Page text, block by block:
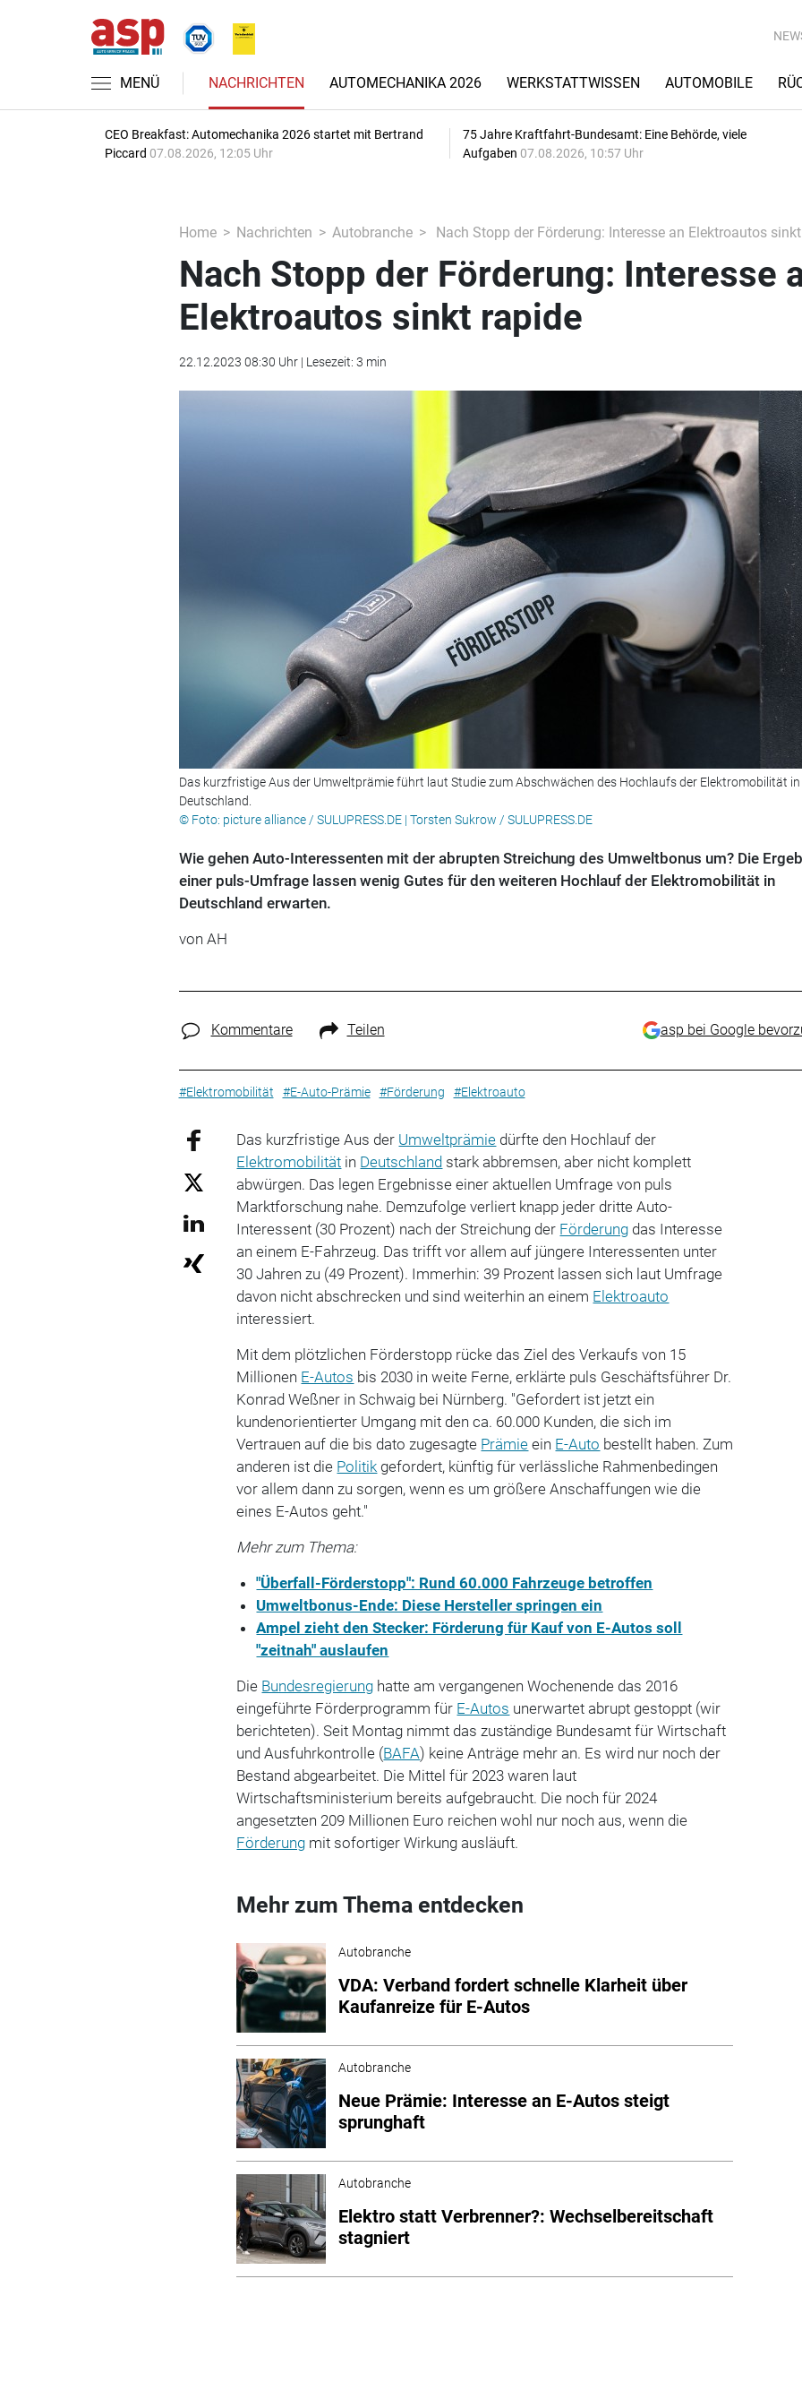
MENÜ NACHRICHTEN AUTOMECHANIKA 2026 WERKSTATTWISSEN AUTOMOBILE
CEO Breakfast: Automechanika 2026 startet mit Bertrand
Piccard 07.08.2026, 12:05 Uhr
75 Jahre Kraftfahrt-Bundesamt: Eine Behörde, viele
Aufgaben 07.08.2026, 10:57 Uhr
Home Nachrichten Autobranche Nach Stopp der Förderung: Interesse an Elektroautos
Nach Stopp der Förderung: Interesse
Elektroautos sinkt rapide
22.12.2023 08:30 Uhr | Lesezeit: 3 min
Das kurzfristige Aus der Umweltprämie führt laut Studie zum Abschwächen des Hochlaufs der Elektromobilität in
Deutschland.
© Foto: picture alliance / SULUPRESS.DE | Torsten Sukrow / SULUPRESS.DE
Wie gehen Auto-Interessenten mit der abrupten Streichung des Umweltbonus um? Die
einer puls-Umfrage lassen wenig Gutes für den weiteren Hochlauf der Elektromobilität in
Deutschland erwarten.
von AH
Kommentare Teilen asp bei Google
#Elektromobilität #E-Auto-Prämie #Förderung #Elektroauto
Das kurzfristige Aus der Umweltprämie dürfte den Hochlauf der
Elektromobilität in Deutschland stark abbremsen, aber nicht komplett
abwürgen. Das legen Ergebnisse einer aktuellen Umfrage von puls
Marktforschung nahe. Demzufolge verliert knapp jeder dritte Auto-
Interessent (30 Prozent) nach der Streichung der Förderung das Interesse
an einem E-Fahrzeug. Das trifft vor allem auf jüngere Interessenten unter
30 Jahren zu (49 Prozent). Immerhin: 39 Prozent lassen sich laut Umfrage
davon nicht abschrecken und sind weiterhin an einem Elektroauto
interessiert.
Mit dem plötzlichen Förderstopp rücke das Ziel des Verkaufs von 15
Millionen E-Autos bis 2030 in weite Ferne, erklärte puls Geschäftsführer Dr.
Konrad Weßner in Schwaig bei Nürnberg. "Gefordert ist jetzt ein
kundenorientierter Umgang mit den ca. 60.000 Kunden, die sich im
Vertrauen auf die bis dato zugesagte Prämie ein E-Auto bestellt haben. Zum
anderen ist die Politik gefordert, künftig für verlässliche Rahmenbedingen
vor allem dann zu sorgen, wenn es um größere Anschaffungen wie die
eines E-Autos geht."
Mehr zum Thema:
"Überfall-Förderstopp": Rund 60.000 Fahrzeuge betroffen
Umweltbonus-Ende: Diese Hersteller springen ein
Ampel zieht den Stecker: Förderung für Kauf von E-Autos soll
"zeitnah" auslaufen
Die Bundesregierung hatte am vergangenen Wochenende das 2016
eingeführte Förderprogramm für E-Autos unerwartet abrupt gestoppt (wir
berichteten). Seit Montag nimmt das zuständige Bundesamt für Wirtschaft
und Ausfuhrkontrolle (BAFA) keine Anträge mehr an. Es wird nur noch der
Bestand abgearbeitet. Die Mittel für 2023 waren laut
Wirtschaftsministerium bereits aufgebraucht. Die noch für 2024
angesetzten 209 Millionen Euro reichen wohl nur noch aus, wenn die
Förderung mit sofortiger Wirkung ausläuft.
Mehr zum Thema entdecken
Autobranche
VDA: Verband fordert schnelle Klarheit über
Kaufanreize für E-Autos
Autobranche
Neue Prämie: Interesse an E-Autos steigt
sprunghaft
Autobranche
Elektro statt Verbrenner?: Wechselbereitschaft
stagniert